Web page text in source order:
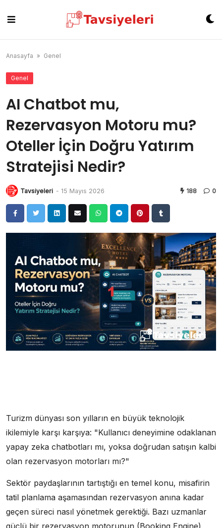
content
Anasayfa » Genel
Genel
AI Chatbot mu,
Rezervasyon Motoru mu?
Oteller İçin Doğru Yatırım
Stratejisi Nedir?
Tavsiyeleri - 15 Mayıs 2026 188 0
Turizm dünyası son yılların en büyük teknolojik
ikilemiyle karşı karşıya: "Kullanıcı deneyimine odaklanan
yapay zeka chatbotları mı, yoksa doğrudan satışın kalbi
olan rezervasyon motorları mı?"
Sektör paydaşlarının tartıştığı en temel konu, misafirin
tatil planlama aşamasından rezervasyon anına kadar
geçen süreci nasıl yönetmek gerektiği. Bazı uzmanlar